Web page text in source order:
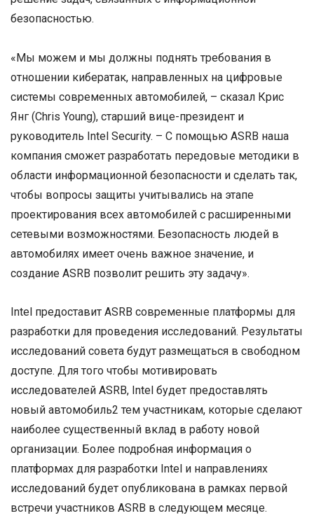
безопасностью.
«Мы можем и мы должны поднять требования в
отношении кибератак, направленных на цифровые
системы современных автомобилей, – сказал Крис
Янг (Chris Young), старший вице-президент и
руководитель Intel Security. – C помощью ASRB наша
компания сможет разработать передовые методики в
области информационной безопасности и сделать так,
чтобы вопросы защиты учитывались на этапе
проектирования всех автомобилей с расширенными
сетевыми возможностями. Безопасность людей в
автомобилях имеет очень важное значение, и
создание ASRB позволит решить эту задачу».
Intel предоставит ASRB современные платформы для
разработки для проведения исследований. Результаты
исследований совета будут размещаться в свободном
доступе. Для того чтобы мотивировать
исследователей ASRB, Intel будет предоставлять
новый автомобиль2 тем участникам, которые сделают
наиболее существенный вклад в работу новой
организации. Более подробная информация о
платформах для разработки Intel и направлениях
исследований будет опубликована в рамках первой
встречи участников ASRB в следующем месяце.